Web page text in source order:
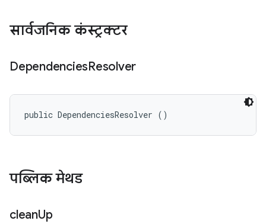
सार्वजनिक कंस्ट्रक्टर
DependenciesResolver
public DependenciesResolver ()
पब्लिक मेथड
cleanUp